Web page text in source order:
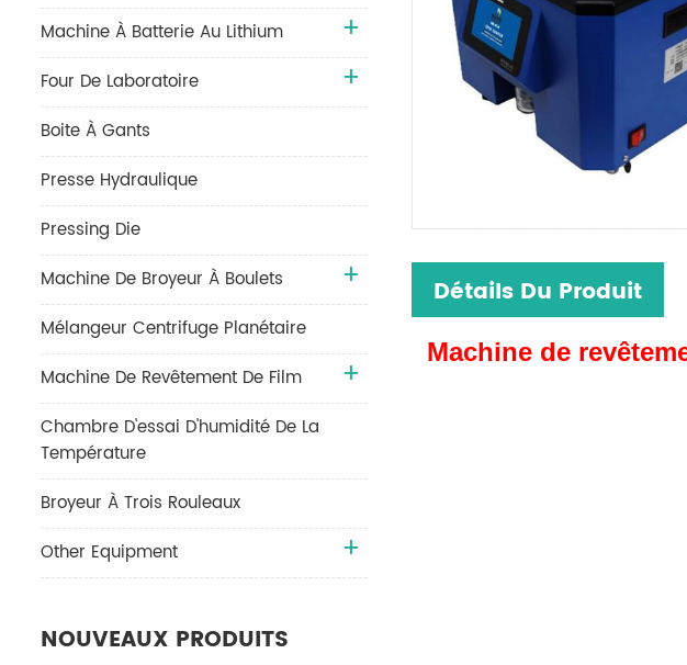
Détails Du Produit
Machine de
Machine À Batterie Au Lithium
Four De Laboratoire
Boite À Gants
Presse Hydraulique
Pressing Die
Machine De Broyeur À Boulets
Mélangeur Centrifuge Planétaire
Machine De Revêtement De Film
Chambre D'essai D'humidité De La
Température
Broyeur À Trois Rouleaux
Other Equipment
NOUVEAUX PRODUITS